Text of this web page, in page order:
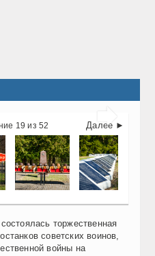

Далее ►
19 из 52
торжественная
советских воинов,
войны на